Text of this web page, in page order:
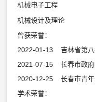
机械电子工程
机械设计及理论
曾获荣誉：
2022-01-13 吉林省第八
2021-07-15 长春市政府
2020-12-25 长春市青年
学术荣誉：